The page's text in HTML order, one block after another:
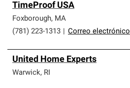
TimeProof USA
Foxborough, MA
(781) 223-1313
Correo electrónico
United Home Experts
Warwick, RI